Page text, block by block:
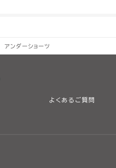
アンダーショーツ
よくあるご質問